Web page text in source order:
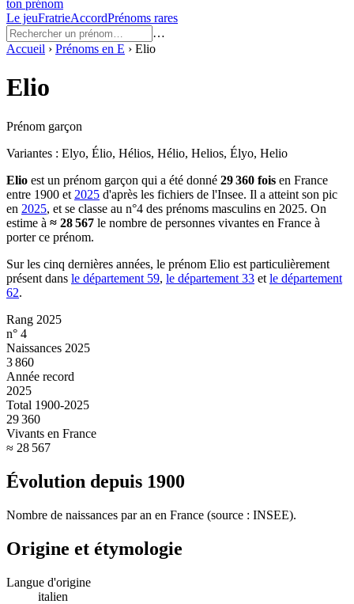
ton prénom
Le jeuFratrieAccordPrénoms rares
…
Accueil › Prénoms en E › Elio
Elio
Prénom garçon
Variantes : Elyo, Élio, Hélios, Hélio, Helios, Élyo, Helio
Elio est un prénom garçon qui a été donné 29 360 fois en France
entre 1900 et 2025 d'après les fichiers de l'Insee. Il a atteint son pic
en 2025, et se classe au n°4 des prénoms masculins en 2025. On
estime à ≈ 28 567 le nombre de personnes vivantes en France à
porter ce prénom.
Sur les cinq dernières années, le prénom Elio est particulièrement
présent dans le département 59, le département 33 et le département
62.
Rang 2025
n° 4
Naissances 2025
3 860
Année record
2025
Total 1900-2025
29 360
Vivants en France
≈ 28 567
Évolution depuis 1900
Nombre de naissances par an en France (source : INSEE).
Origine et étymologie
Langue d'origine
italien